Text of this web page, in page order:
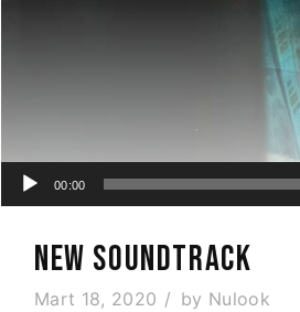
Ses
oynatıcı
00:00
NEW SOUNDTRACK
Mart 18, 2020 by Nulook